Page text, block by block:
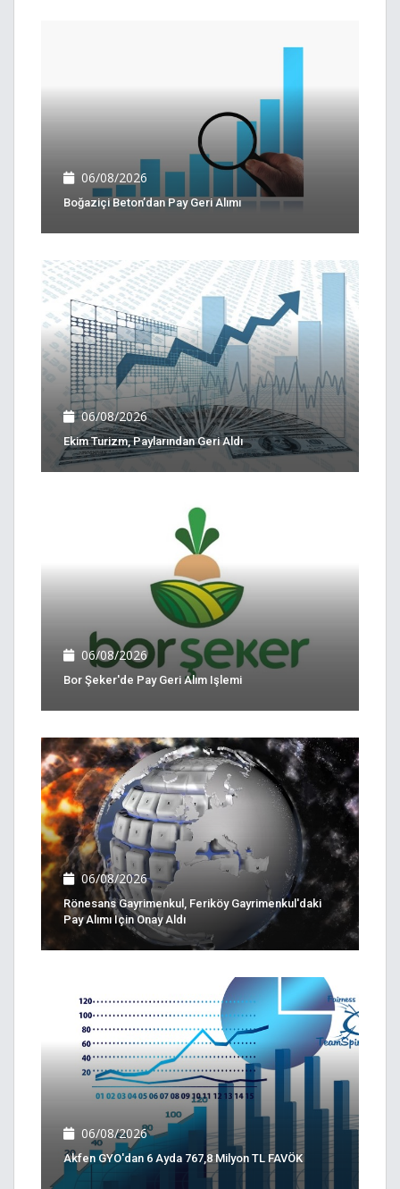
06/08/2026
Boğaziçi Beton’dan Pay Geri Alımı
06/08/2026
Ekim Turizm, Paylarından Geri Aldı
06/08/2026
Bor Şeker'de Pay Geri Alım Işlemi
06/08/2026
Rönesans Gayrimenkul, Feriköy Gayrimenkul'daki
Pay Alımı Için Onay Aldı
06/08/2026
Akfen GYO'dan 6 Ayda 767,8 Milyon TL FAVÖK